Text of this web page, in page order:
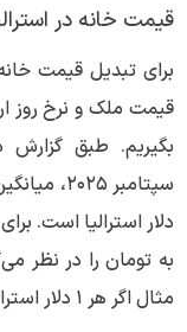
قیمت خانه در
برای تبدیل قیمت خانه
قیمت ملک و نرخ روز
دلار استرالیا است.
به تومان را در نظر
مثال اگر هر ۱ دلار استرالیا ≈ ۲۷,۰۰۰ تومان باشد: